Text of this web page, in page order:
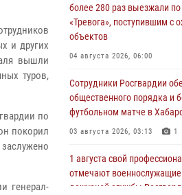
и других
вышли
туров,
по
покорил
генерал-
более 280 раз выезжали по
«Тревога», поступившим с
объектов
04 августа 2026, 06:00
Сотрудники Росгвардии
общественного порядка и
футбольном матче в
03 августа 2026, 03:13 1
1 августа свой
отмечают военнослужащие
дежурной службы